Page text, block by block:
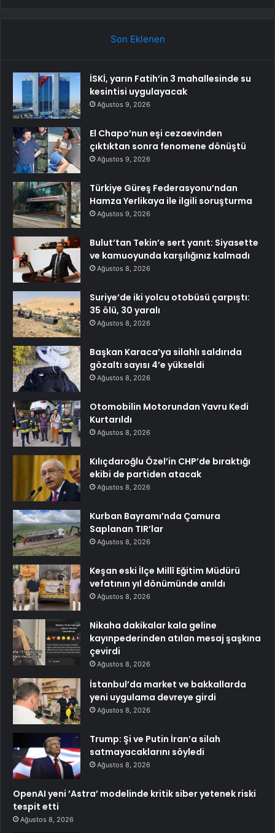
Son Eklenen
İSKİ, yarın Fatih’in 3 mahallesinde su
kesintisi uygulayacak
Ağustos 9, 2026
El Chapo’nun eşi cezaevinden
çıktıktan sonra fenomene dönüştü
Ağustos 9, 2026
Türkiye Güreş Federasyonu’ndan
Hamza Yerlikaya ile ilgili soruşturma
Ağustos 9, 2026
Bulut’tan Tekin’e sert yanıt: Siyasette
ve kamuoyunda karşılığınız kalmadı
Ağustos 8, 2026
Suriye’de iki yolcu otobüsü çarpıştı:
35 ölü, 30 yaralı
Ağustos 8, 2026
Başkan Karaca’ya silahlı saldırıda
gözaltı sayısı 4’e yükseldi
Ağustos 8, 2026
Otomobilin Motorundan Yavru Kedi
Kurtarıldı
Ağustos 8, 2026
Kılıçdaroğlu Özel’in CHP’de bıraktığı
ekibi de partiden atacak
Ağustos 8, 2026
Kurban Bayramı’nda Çamura
Saplanan TIR’lar
Ağustos 8, 2026
Keşan eski İlçe Millî Eğitim Müdürü
vefatının yıl dönümünde anıldı
Ağustos 8, 2026
Nikaha dakikalar kala geline
kayınpederinden atılan mesaj şaşkına
çevirdi
Ağustos 8, 2026
İstanbul’da market ve bakkallarda
yeni uygulama devreye girdi
Ağustos 8, 2026
Trump: Şi ve Putin İran’a silah
satmayacaklarını söyledi
Ağustos 8, 2026
OpenAI yeni ’Astra’ modelinde kritik siber yetenek riski
tespit etti
Ağustos 8, 2026